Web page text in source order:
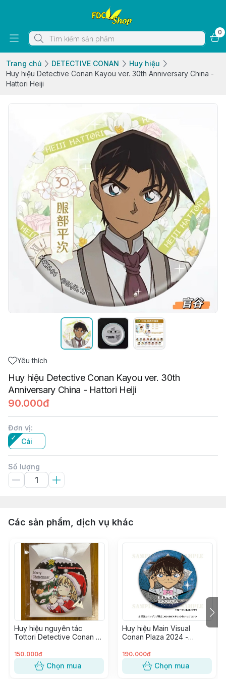
0
Trang chủ DETECTIVE CONAN
Huy hiệu
Huy hiệu Detective Conan Kayou ver. 30th Anniversary China -
Hattori Heiji
Yêu thích
Huy hiệu Detective Conan Kayou ver. 30th
Anniversary China - Hattori Heiji
90.000đ
Đơn vị:
Cái
Số lượng
Các sản phẩm, dịch vụ khác
Huy hiệu nguyên tác
Tottori Detective Conan -
150.000đ
Chọn mua
Huy hiệu Main Visual
Conan Plaza 2024 -
190.000đ
Chọn mua